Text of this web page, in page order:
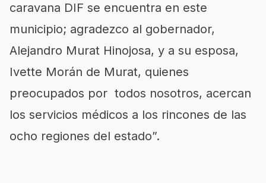
caravana DIF se encuentra en este
municipio; agradezco al gobernador,
Alejandro Murat Hinojosa, y a su esposa,
Ivette Morán de Murat, quienes
preocupados por todos nosotros, acercan
los servicios médicos a los rincones de las
ocho regiones del estado”.